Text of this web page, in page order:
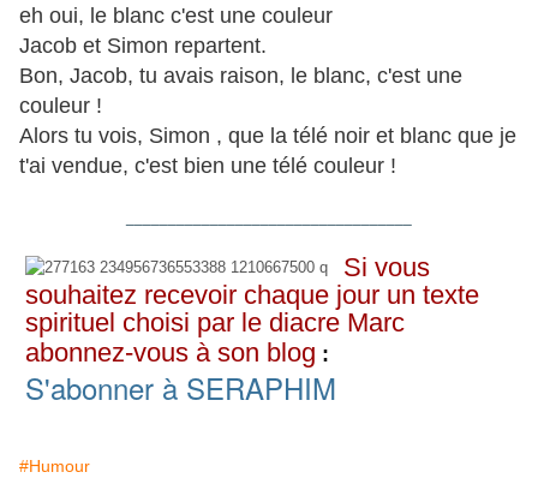
eh oui, le blanc c'est une couleur
Jacob et Simon repartent.
Bon, Jacob, tu avais raison, le blanc, c'est une
couleur !
Alors tu vois, Simon , que la télé noir et blanc que je
t'ai vendue, c'est bien une télé couleur !
Si vous
souhaitez recevoir chaque jour un texte
spirituel choisi par le diacre Marc
abonnez-vous à son blog :
S'abonner à SERAPHIM
#Humour